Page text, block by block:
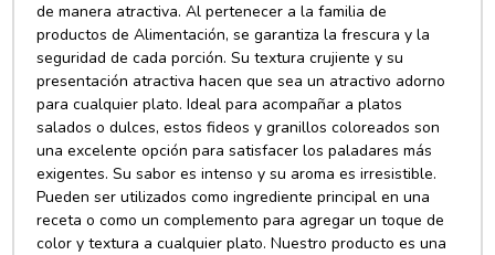
de manera atractiva. Al pertenecer a la familia de
productos de Alimentación, se garantiza la frescura y la
seguridad de cada porción. Su textura crujiente y su
presentación atractiva hacen que sea un atractivo adorno
para cualquier plato. Ideal para acompañar a platos
salados o dulces, estos fideos y granillos coloreados son
una excelente opción para satisfacer los paladares más
exigentes. Su sabor es intenso y su aroma es irresistible.
Pueden ser utilizados como ingrediente principal en una
receta o como un complemento para agregar un toque de
color y textura a cualquier plato. Nuestro producto es una